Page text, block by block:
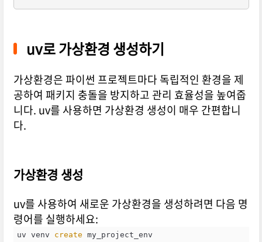
uv로 가상환경 생성하기
가상환경은 파이썬 프로젝트마다 독립적인 환경을 제
공하여 패키지 충돌을 방지하고 관리 효율성을 높여줍
니다. uv를 사용하면 가상환경 생성이 매우 간편합니
다.
가상환경 생성
uv를 사용하여 새로운 가상환경을 생성하려면 다음 명
령어를 실행하세요:
uv venv create my_project_env